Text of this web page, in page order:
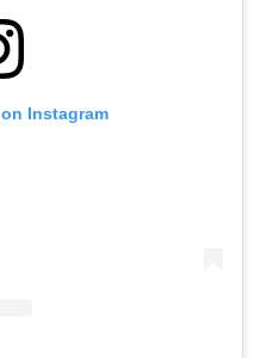
Instagram